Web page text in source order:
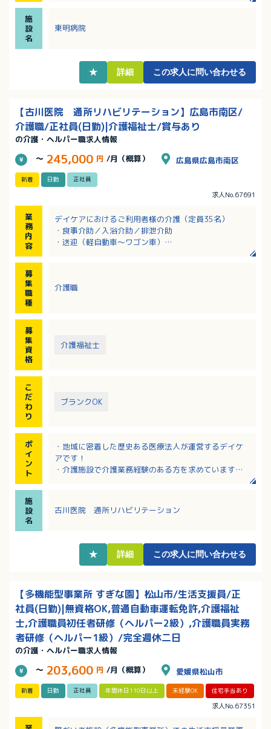
・全員に住宅手当の支給あり（賃貸・戸建て問わ
ず）！該当者には資格手当、扶養手当の支給など福利
だける環境です
・定年は65歳で長く働ける環境があります！
施
設
名
東明病院
★ 詳細 この求人に問い合わせる
【古川医院 通所リハビリテーション】広島市南区/
介護職/正社員(日勤)|介護福祉士/賞与あり
の介護・ヘルパー職求人情報
～ 245,000 円 /月（概算） 広島県広島市南区
新着 日勤 正社員
求人No.67691
業
務
内
容
デイケアにおけるご利用者様の介護（定員35名）
・食事介助／入浴介助／排泄介助
・送迎（軽自動車～ワゴン車）
募
集
職
種
介護職
募
集
資
格
介護福祉士
こ
だ
わ
り
ブランクOK
ポ
イ
ン
ト
・地域に密着した歴史ある医療法人が運営するデイケ
アです！
・介護施設で介護業務経験のある方を求めています
・送迎範囲はクリニック近辺の南区が中心です！
・時間外は少なめ、職員さんの入れ替わりが少ないで
施
設
名
古川医院 通所リハビリテーション
★ 詳細 この求人に問い合わせる
【多機能型事業所 すぎな園】松山市/生活支援員/正
社員(日勤)|無資格OK,普通自動車運転免許,介護福祉
士,介護職員初任者研修（ヘルパー2級）,介護職員実務
者研修（ヘルパー1級）/完全週休二日
の介護・ヘルパー職求人情報
～ 203,600 円 /月（概算） 愛媛県松山市
新着 日勤 正社員 年間休日110日以上 未経験OK 住宅手当あり
求人No.67351